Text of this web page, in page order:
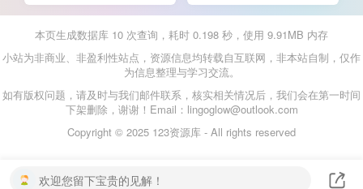
本页生成数据库 10 次查询，耗时 0.198 秒，使用 9.91MB 内存
小站为非商业、非盈利性站点，资源信息均转载自互联网，非本站自制，仅作
为信息整理与学习交流。
如有版权问题，请及时与我们邮件联系，核实相关情况后，我们会在第一时间
下架删除，谢谢！Email：lingoglow@outlook.com
Copyright © 2025 123资源库 - All rights reserved
欢迎您留下宝贵的见解！